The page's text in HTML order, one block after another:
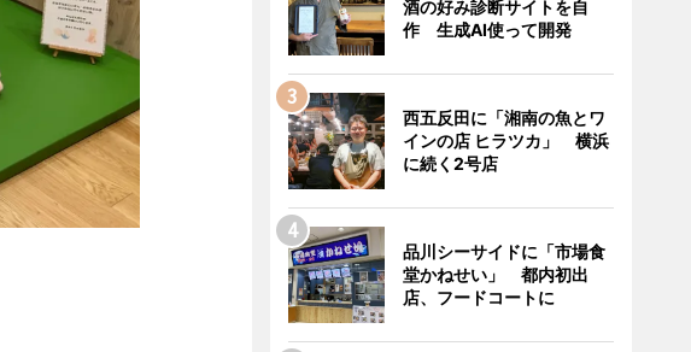
酒の好み診断サイトを自
作 生成AI使って開発
西五反田に「湘南の魚とワ
インの店 ヒラツカ」 横浜
に続く2号店
品川シーサイドに「市場食
堂かねせい」 都内初出
店、フードコートに